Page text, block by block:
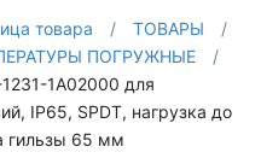
товара / ТОВАРЫ
/
ПОГРУЖНЫЕ
/
1A02000 для
IP65, SPDT, нагрузка до
гильзы 65 мм